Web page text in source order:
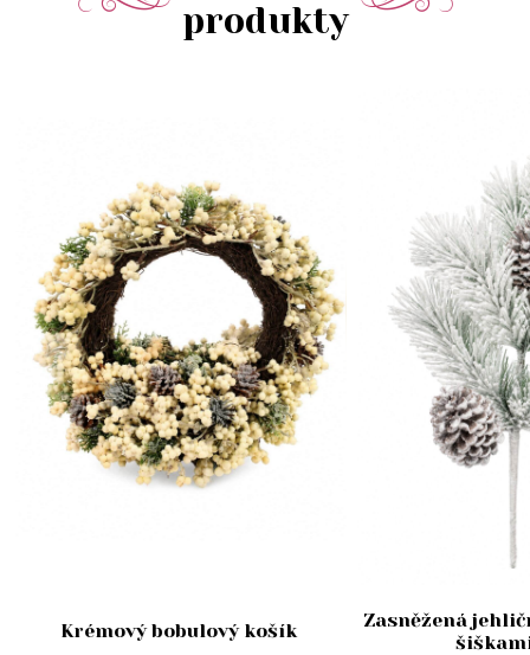
produkty
Krémový bobulový košík
Zasněžená